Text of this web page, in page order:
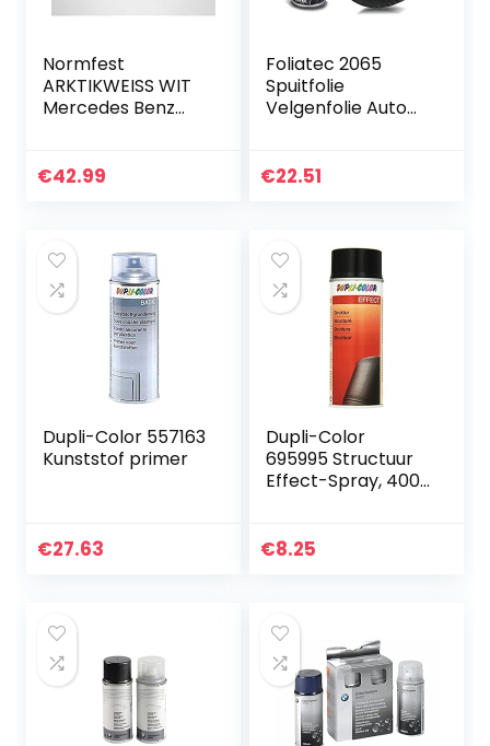
Normfest
ARKTIKWEISS WIT
Mercedes Benz
€42.99
Foliatec 2065
Spuitfolie
Velgenfolie Auto
mat zwart 150 ml
€22.51
Dupli-Color 557163
Kunststof primer
€27.63
Dupli-Color
695995 Structuur
Effect-Spray, 400
€8.25